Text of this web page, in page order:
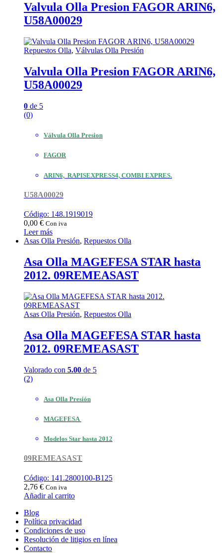
Valvula Olla Presion FAGOR ARIN6,
U58A00029
Repuestos Olla, Válvulas Olla Presión
Valvula Olla Presion FAGOR ARIN6,
U58A00029
0 de 5
(0)
Válvula Olla Presion
FAGOR
ARIN6, RAPISEXPRESS4, COMBI EXPRES.
U58A00029
Código: 148.1919019
0,00 € Con iva
Leer más
Asas Olla Presión, Repuestos Olla
Asa Olla MAGEFESA STAR hasta
2012. 09REMEASAST
Asas Olla Presión, Repuestos Olla
Asa Olla MAGEFESA STAR hasta
2012. 09REMEASAST
Valorado con 5.00 de 5
(2)
Asa Olla Presión
MAGEFESA
Modelos Star hasta 2012
09REMEASAST
Código: 141.2800100-B125
2,76 € Con iva
Añadir al carrito
Blog
Política privacidad
Condiciones de uso
Resolución de litigios en línea
Contacto